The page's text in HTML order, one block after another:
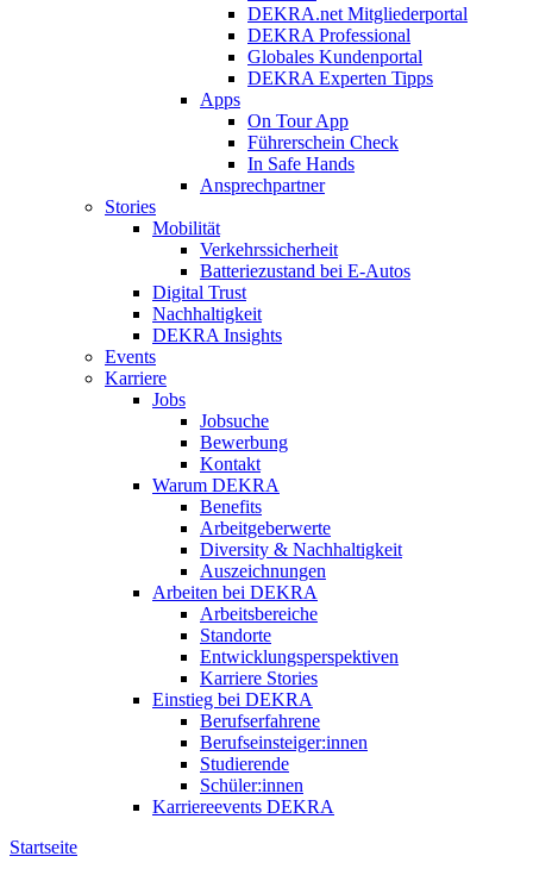
DEKRA.net Mitgliederportal
DEKRA Professional
Globales Kundenportal
DEKRA Experten Tipps
Apps
On Tour App
Führerschein Check
In Safe Hands
Ansprechpartner
Stories
Mobilität
Verkehrssicherheit
Batteriezustand bei E-Autos
Digital Trust
Nachhaltigkeit
DEKRA Insights
Events
Karriere
Jobs
Jobsuche
Bewerbung
Kontakt
Warum DEKRA
Benefits
Arbeitgeberwerte
Diversity & Nachhaltigkeit
Auszeichnungen
Arbeiten bei DEKRA
Arbeitsbereiche
Standorte
Entwicklungsperspektiven
Karriere Stories
Einstieg bei DEKRA
Berufserfahrene
Berufseinsteiger:innen
Studierende
Schüler:innen
Karriereevents DEKRA
Startseite